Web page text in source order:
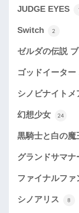
JUDGE EYES
Switch 2
ゼルダの伝説
ゴッドイータ
シノビナイトメ
幻想少女 24
黒騎士と白の魔
グランドサマナ
ファイナルファ
シノアリス 8